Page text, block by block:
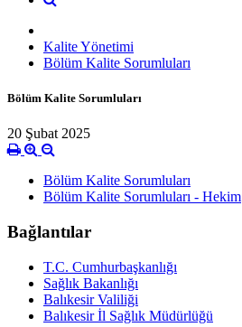
Kalite Yönetimi
Bölüm Kalite Sorumluları
Bölüm Kalite Sorumluları
20 Şubat 2025
Bölüm Kalite Sorumluları
Bölüm Kalite Sorumluları - Hekim
Bağlantılar
T.C. Cumhurbaşkanlığı
Sağlık Bakanlığı
Balıkesir Valiliği
Balıkesir İl Sağlık Müdürlüğü